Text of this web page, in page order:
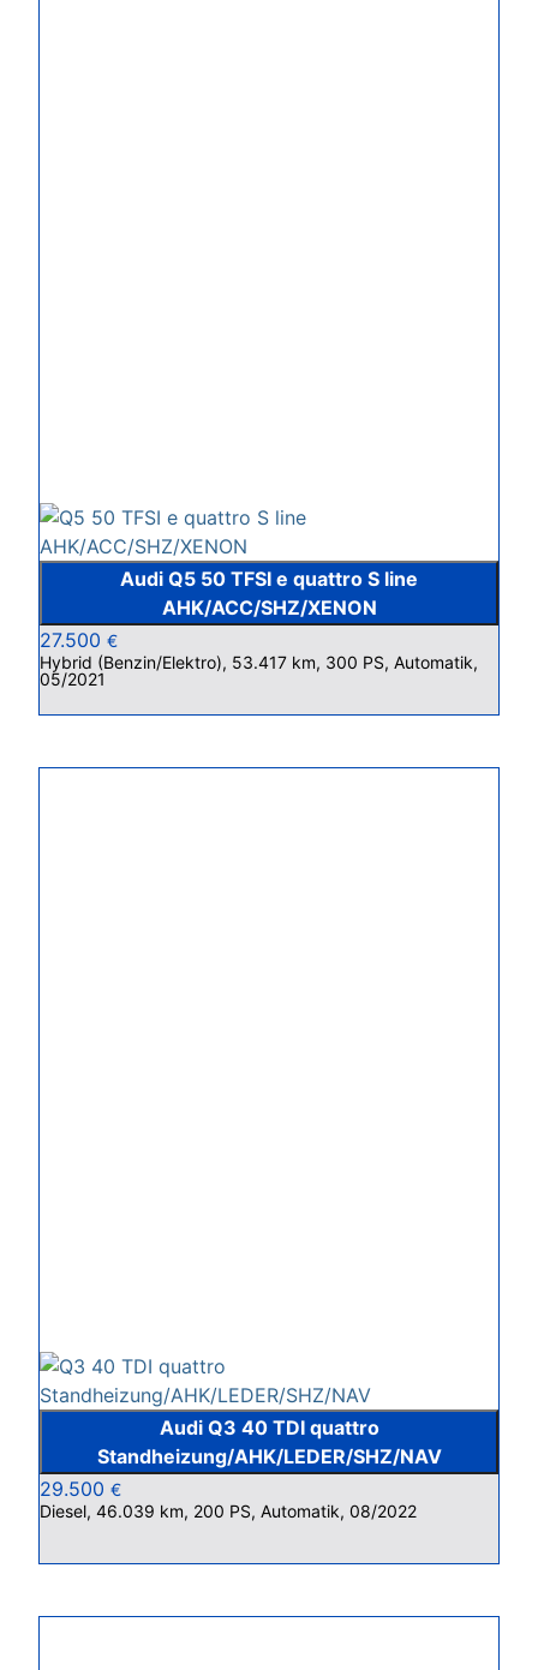
Audi Q5 50 TFSI e quattro S line
AHK/ACC/SHZ/XENON
27.500 €
Hybrid (Benzin/Elektro), 53.417 km, 300 PS, Automatik,
05/2021
Audi Q3 40 TDI quattro
Standheizung/AHK/LEDER/SHZ/NAV
29.500 €
Diesel, 46.039 km, 200 PS, Automatik, 08/2022